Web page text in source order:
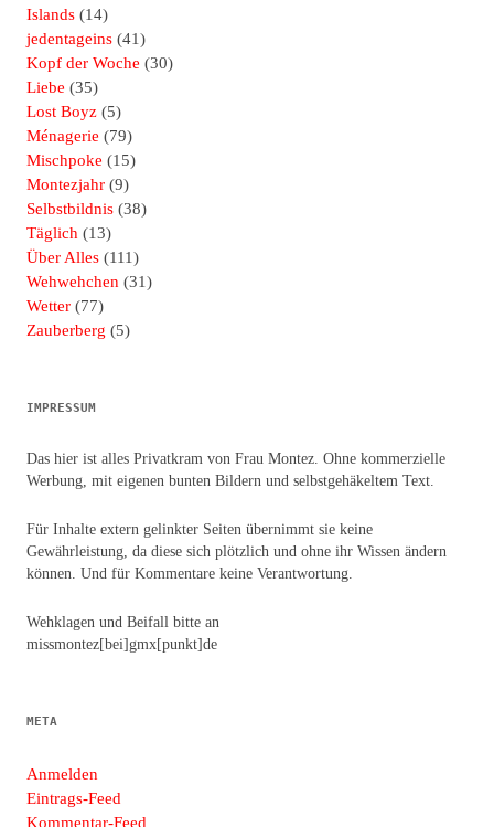
Islands (14)
jedentageins (41)
Kopf der Woche (30)
Liebe (35)
Lost Boyz (5)
Ménagerie (79)
Mischpoke (15)
Montezjahr (9)
Selbstbildnis (38)
Täglich (13)
Über Alles (111)
Wehwehchen (31)
Wetter (77)
Zauberberg (5)
IMPRESSUM
Das hier ist alles Privatkram von Frau Montez. Ohne kommerzielle
Werbung, mit eigenen bunten Bildern und selbstgehäkeltem Text.
Für Inhalte extern gelinkter Seiten übernimmt sie keine
Gewährleistung, da diese sich plötzlich und ohne ihr Wissen ändern
können. Und für Kommentare keine Verantwortung.
Wehklagen und Beifall bitte an
missmontez[bei]gmx[punkt]de
META
Anmelden
Eintrags-Feed
Kommentar-Feed